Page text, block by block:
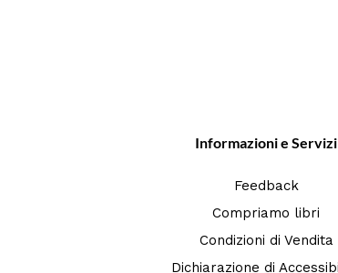
Informazioni e Servizi
Feedback
Compriamo libri
Condizioni di Vendita
Dichiarazione di